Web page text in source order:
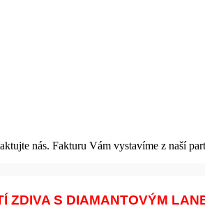
nás. Fakturu Vám vystavíme z naší
ZDIVA S DIAMANTOVÝM